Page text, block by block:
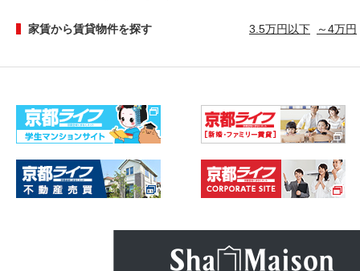
家賃から賃貸物件を探す 3.5万円以下 ～4万円